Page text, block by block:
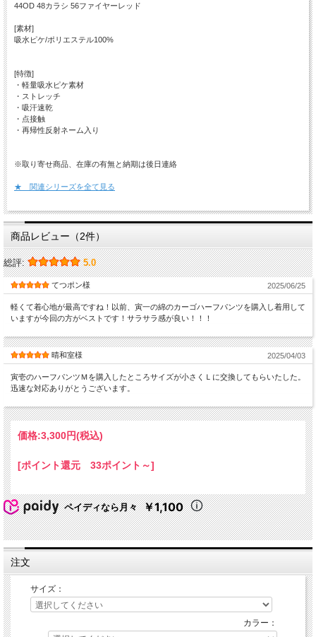
44OD 48カラシ 56ファイヤーレッド
[素材]
吸水ピケ/ポリエステル100%
[特徴]
・軽量吸水ピケ素材
・ストレッチ
・吸汗速乾
・点接触
・再帰性反射ネーム入り
※取り寄せ商品、在庫の有無と納期は後日連絡
★ 関連シリーズを全て見る
商品レビュー（2件）
総評: 5.0
てつポン様 2025/06/25
軽くて着心地が最高ですね！以前、寅一の綿のカーゴハーフパンツを購入し着用して
いますが今回の方がベストです！サラサラ感が良い！！！
晴和室様 2025/04/03
寅壱のハーフパンツＭを購入したところサイズが小さくＬに交換してもらいたした。
迅速な対応ありがとうございます。
価格:3,300円(税込)
[ポイント還元 33ポイント～]
ペイディなら月々 ￥1,100
注文
サイズ：
カラー：